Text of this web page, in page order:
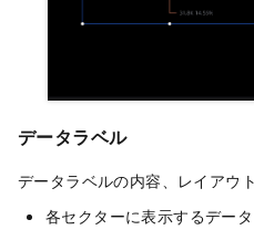
データラベル
データラベルの内容、レイアウ
各セクターに表示するデー